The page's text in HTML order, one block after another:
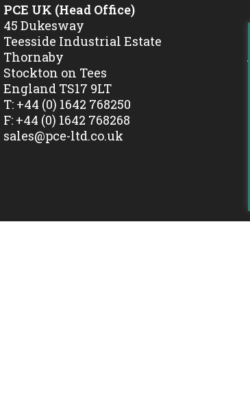
PCE UK (Head Office)
45 Dukesway
Teesside Industrial Estate
Thornaby
Stockton on Tees
England TS17 9LT
T: +44 (0) 1642 768250
F: +44 (0) 1642 768268
sales@pce-ltd.co.uk